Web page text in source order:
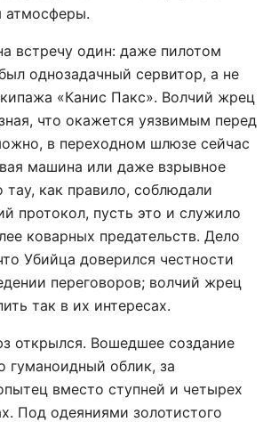
атмосферы.
встречу один: даже пилотом
однозадачный сервитор, а не
«Канис Пакс». Волчий жрец
что окажется уязвимым перед
в переходном шлюзе сейчас
машина или даже взрывное
тау, как правило, соблюдали
протокол, пусть это и служило
коварных предательств. Дело
Убийца доверился честности
переговоров; волчий жрец
так в их интересах.
открылся. Вошедшее создание
гуманоидный облик, за
вместо ступней и четырех
Под одеяниями золотистого